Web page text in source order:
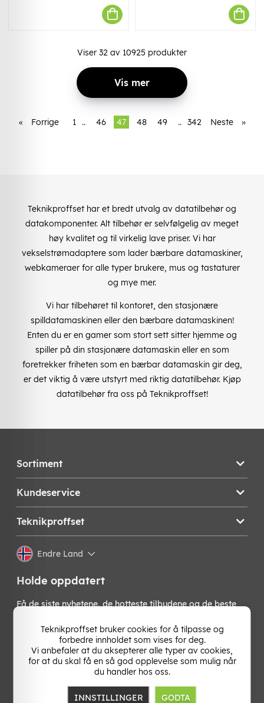
Viser 32 av 10925 produkter
Vis mer
« Forrige 1 .. 46 47 48 49 .. 342 Neste »
Teknikproffset har et bredt utvalg av datatilbehør og
datakomponenter. Alt tilbehør er selvfølgelig av meget
høy kvalitet og til virkelig lave priser. Vi har
vekselstrømadaptere som lader bærbare datamaskiner,
webkameraer for alle typer brukere, mus og tastaturer
og mye mer.
Vi har tilbehøret til kontoret, den stasjonære
spilldatamaskinen eller den bærbare datamaskinen!
Enten du er en gamer som stort sett sitter hjemme og
spiller på din stasjonære datamaskin eller en som
foretrekker friheten som en bærbar datamaskin gir deg,
er det viktig å være utstyrt med riktig datatilbehør. Kjøp
datatilbehør fra oss på Teknikproffset!
Sortiment
Kundeservice
Teknikproffset
Endre Land
Holde oppdatert
Få de siste nyhetene, de hotteste tilbudene og de beste
nyhetsbrev!
OK
Teknikproffset bruker cookies for å tilpasse og
forbedre innholdet som vises for deg.
Vi anbefaler at du aksepterer alle typer av cookies,
for at du skal få en så god opplevelse som mulig når
du handler hos oss.
INNSTILLINGER GODTA